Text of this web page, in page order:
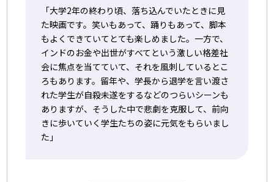
「大学2年の終わり頃、落ち込んでいたときに見
た映画です。笑いもあって、踊りもあって、脚本
もよくできていてとても楽しめました。一方で、
インドのお金や出世がすべてという激しい格差社
会に焦点を当てていて、それを風刺しているとこ
ろもあります。留年や、学長から退学を言い渡さ
れた学生が自殺未遂をするなどのつらいシーンも
ありますが、そうした中で悲劇を克服して、前向
きに歩いていく学生たちの姿に元気をもらいまし
た」